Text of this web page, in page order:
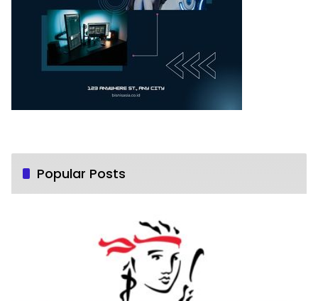
Popular Posts